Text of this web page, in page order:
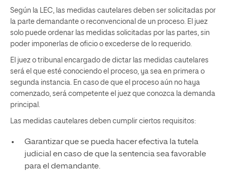
Según la LEC, las medidas cautelares deben ser solicitadas por
la parte demandante o reconvencional de un proceso. El juez
solo puede ordenar las medidas solicitadas por las partes, sin
poder imponerlas de oficio o excederse de lo requerido.
El juez o tribunal encargado de dictar las medidas cautelares
será el que esté conociendo el proceso, ya sea en primera o
segunda instancia. En caso de que el proceso aún no haya
comenzado, será competente el juez que conozca la demanda
principal.
Las medidas cautelares deben cumplir ciertos requisitos:
Garantizar que se pueda hacer efectiva la tutela
judicial en caso de que la sentencia sea favorable
para el demandante.